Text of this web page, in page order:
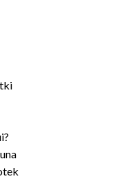
TABLE OF CONTENT